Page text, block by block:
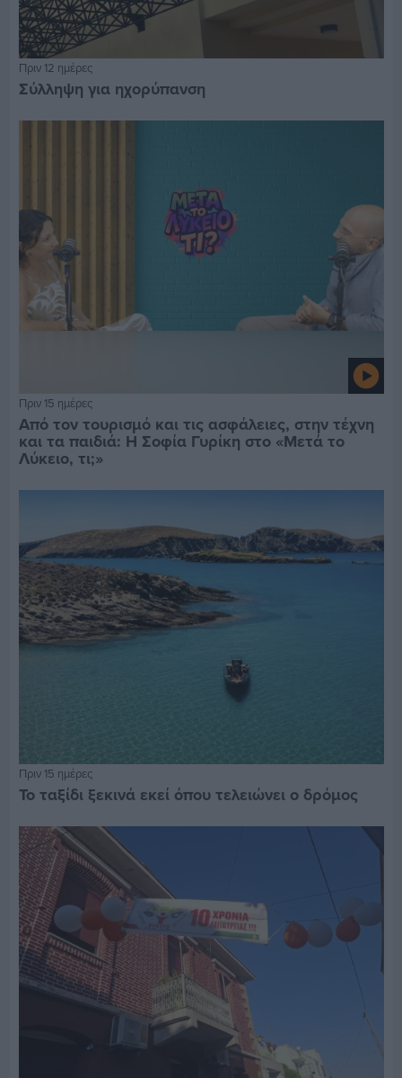
Πριν 12 ημέρες
Σύλληψη για ηχορύπανση
Πριν 15 ημέρες
Από τον τουρισμό και τις ασφάλειες, στην τέχνη
και τα παιδιά: Η Σοφία Γυρίκη στο «Μετά το
Λύκειο, τι;»
Πριν 15 ημέρες
Το ταξίδι ξεκινά εκεί όπου τελειώνει ο δρόμος